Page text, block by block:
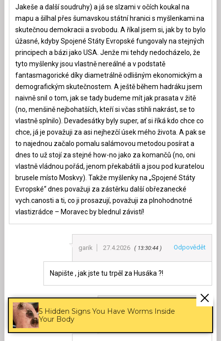
Jakeše a další soudruhy) a já se slzami v očích koukal na
mapu a šilhal přes šumavskou státní hranici s myšlenkami na
skutečnou demokracii a svobodu. A říkal jsem si, jak by to bylo
úžasné, kdyby Spojené Státy Evropské fungovaly na stejných
principech a bázi jako USA. Jenže mi tehdy nedocházelo, že
tyto myšlenky jsou vlastně nereálné a v podstatě
fantasmagorické díky diametrálně odlišným ekonomickým a
demografickým skutečnostem. A ještě během hadráku jsem
naivně snil o tom, jak se tady budeme mít jak prasata v žitě
(no, menšině nejbohatších, kteří si včas stihli nakrást, se to
vlastně splnilo). Devadesátky byly super, ať si říká kdo chce co
chce, já je považuji za asi nejhezčí úsek mého života. A pak se
to najednou začalo pomalu salámovou metodou posírat a
dnes to už stojí za stejné how-no jako za komančů (no, oni
vlastně vládnou pořád, jenom překabátili a jsou pod kuratelou
brusele místo Moskvy). Takže myšlenky na „Spojené Státy
Evropské“ dnes považuji za zástěrku další obřezanecké
vych.canosti a ti, co ji prosazují, považuji za plnohodnotné
vlastizrádce – Moravec by blednul závistí!
garik 27.4.2026 13:30:44 Odpovědět
Napište , jak jste tu trpěl za Husáka ?!
kostěj 27.4.2026 13:46:41
5 Hidden Signs You Have Worms Inside
Your Body